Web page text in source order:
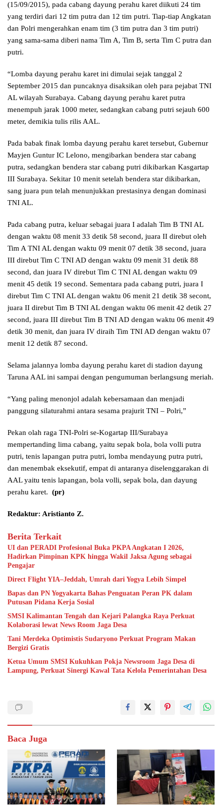
(15/09/2015), pada cabang dayung perahu karet diikuti 24 tim
yang terdiri dari 12 tim putra dan 12 tim putri. Tiap-tiap Angkatan
dan Polri mengerahkan enam tim (3 tim putra dan 3 tim putri)
yang sama-sama diberi nama Tim A, Tim B, serta Tim C putra dan
putri.
“Lomba dayung perahu karet ini dimulai sejak tanggal 2
September 2015 dan puncaknya disaksikan oleh para pejabat TNI
AL wilayah Surabaya. Cabang dayung perahu karet putra
menempuh jarak 1000 meter, sedangkan cabang putri sejauh 600
meter, demikia tulis rilis AAL.
Pada babak finak lomba dayung perahu karet tersebut, Gubernur
Mayjen Guntur IC Lelono, mengibarkan bendera star cabang
putra, sedangkan bendera star cabang putri dikibarkan Kasgartap
III Surabaya. Sekitar 10 menit setelah bendera star dikibarkan,
sang juara pun telah menunjukkan prestasinya dengan dominasi
TNI AL.
Pada cabang putra, keluar sebagai juara I adalah Tim B TNI AL
dengan waktu 08 menit 33 detik 58 second, juara II direbut oleh
Tim A TNI AL dengan waktu 09 menit 07 detik 38 second, juara
III direbut Tim C TNI AD dengan waktu 09 menit 31 detik 88
second, dan juara IV direbut Tim C TNI AL dengan waktu 09
menit 45 detik 19 second. Sementara pada cabang putri, juara I
direbut Tim C TNI AL dengan waktu 06 menit 21 detik 38 secont,
juara II direbut Tim B TNI AL dengan waktu 06 menit 42 detik 27
second, juara III direbut Tim B TNI AD dengan waktu 06 menit 49
detik 30 menit, dan juara IV diraih Tim TNI AD dengan waktu 07
menit 12 detik 87 second.
Selama jalannya lomba dayung perahu karet di stadion dayung
Taruna AAL ini sampai dengan pengumuman berlangsung meriah.
“Yang paling menonjol adalah kebersamaan dan menjadi
panggung silaturahmi antara sesama prajurit TNI – Polri,”
Pekan olah raga TNI-Polri se-Kogartap III/Surabaya
mempertanding lima cabang, yaitu sepak bola, bola volli putra
putri, tenis lapangan putra putri, lomba mendayung putra putri,
dan menembak eksekutif, empat di antaranya diselenggarakan di
AAL yaitu tenis lapangan, bola volli, sepak bola, dan dayung
perahu karet. (pr)
Redaktur: Aristianto Z.
Berita Terkait
UI dan PERADI Profesional Buka PKPA Angkatan I 2026,
Hadirkan Pimpinan KPK hingga Wakil Jaksa Agung sebagai
Pengajar
Direct Flight YIA–Jeddah, Umrah dari Yogya Lebih Simpel
Bapas dan PN Yogyakarta Bahas Penguatan Peran PK dalam
Putusan Pidana Kerja Sosial
SMSI Kalimantan Tengah dan Kejari Palangka Raya Perkuat
Kolaborasi lewat News Room Jaga Desa
Tani Merdeka Optimistis Sudaryono Perkuat Program Makan
Bergizi Gratis
Ketua Umum SMSI Kukuhkan Pokja Newsroom Jaga Desa di
Lampung, Perkuat Sinergi Kawal Tata Kelola Pemerintahan Desa
Baca Juga